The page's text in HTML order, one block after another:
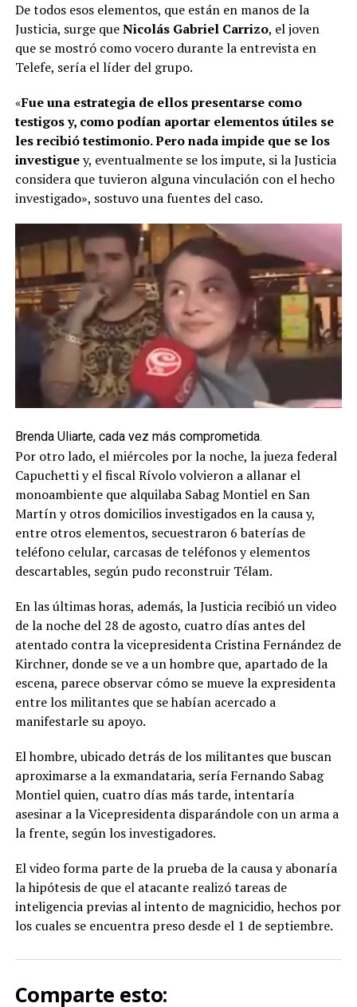
De todos esos elementos, que están en manos de la
Justicia, surge queNicolás Gabriel Carrizo, el joven
que se mostró como vocero durante la entrevista en
Telefe, sería el líder del grupo.
«Fue una estrategia de ellos presentarse como
testigos y, como podían aportar elementos útiles se
les recibió testimonio. Pero nada impide que se los
investiguey, eventualmente se los impute, si la Justicia
considera que tuvieron alguna vinculación con el hecho
investigado», sostuvo una fuentes del caso.
Brenda Uliarte, cada vez más comprometida.
Por otro lado, el miércoles por la noche, la jueza federal
Capuchetti y el fiscal Rívolo volvieron a allanar el
monoambiente que alquilaba Sabag Montiel en San
Martín y otros domicilios investigados en la causa y,
entre otros elementos, secuestraron 6 baterías de
teléfono celular, carcasas de teléfonos y elementos
descartables, según pudo reconstruir Télam.
En las últimas horas, además, la Justicia recibió un video
de la noche del 28 de agosto, cuatro días antes del
atentado contra la vicepresidenta Cristina Fernández de
Kirchner, donde se ve a un hombre que, apartado de la
escena, parece observar cómo se mueve la expresidenta
entre los militantes que se habían acercado a
manifestarle su apoyo.
El hombre, ubicado detrás de los militantes que buscan
aproximarse a la exmandataria, sería Fernando Sabag
Montiel quien, cuatro días más tarde, intentaría
asesinar a la Vicepresidenta disparándole con un arma a
la frente, según los investigadores.
El video forma parte de la prueba de la causa y abonaría
la hipótesis de que el atacante realizó tareas de
inteligencia previas al intento de magnicidio, hechos por
los cuales se encuentra preso desde el 1 de septiembre.
Comparte esto: